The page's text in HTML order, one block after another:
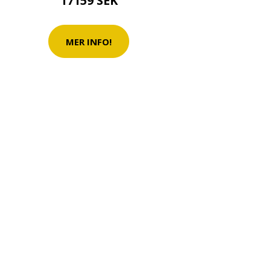
MER INFO!